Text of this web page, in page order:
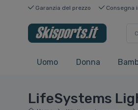
Garanzia del prezzo Consegna
Uomo Donna
LifeSystems